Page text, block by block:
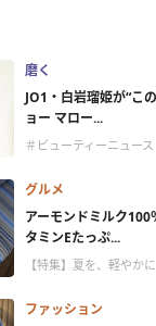
磨く
JO1・白岩瑠姫が“こ
ョー マロー...
＃ビューティーニュース
グルメ
アーモンドミルク
タミンEたっぷ...
【特集】夏を、軽やか
ファッション